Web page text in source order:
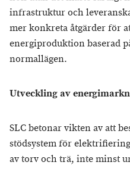
infrastruktur och
mer konkreta åtgärder för
energiproduktion baserad
normallägen.
Utveckling av
SLC betonar vikten av att
stödsystem för
av torv och trä, inte minst